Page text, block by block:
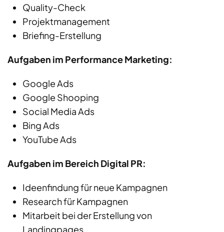
Quality-Check
Projektmanagement
Briefing-Erstellung
Aufgaben im Performance Marketing:
Google Ads
Google Shooping
Social Media Ads
Bing Ads
YouTube Ads
Aufgaben im Bereich Digital PR:
Ideenfindung für neue Kampagnen
Research für Kampagnen
Mitarbeit bei der Erstellung von
Landingpages